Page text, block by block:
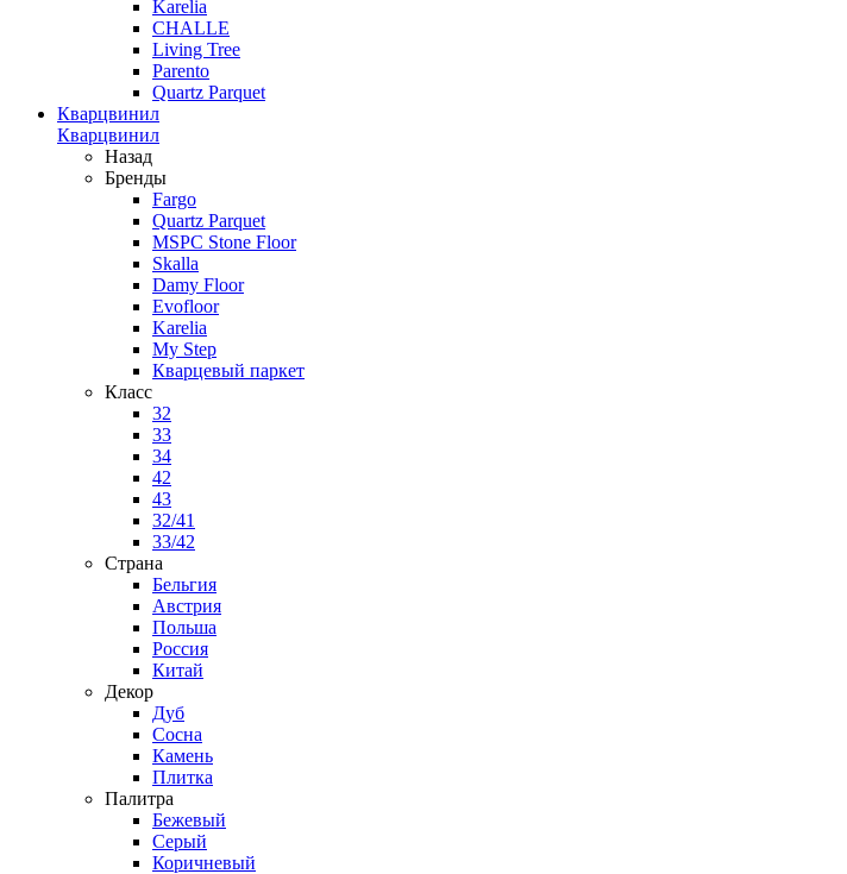
Karelia
CHALLE
Living Tree
Parento
Quartz Parquet
Кварцвинил
Кварцвинил
Назад
Бренды
Fargo
Quartz Parquet
MSPC Stone Floor
Skalla
Damy Floor
Evofloor
Karelia
My Step
Кварцевый паркет
Класс
32
33
34
42
43
32/41
33/42
Страна
Бельгия
Австрия
Польша
Россия
Китай
Декор
Дуб
Сосна
Камень
Плитка
Палитра
Бежевый
Серый
Коричневый